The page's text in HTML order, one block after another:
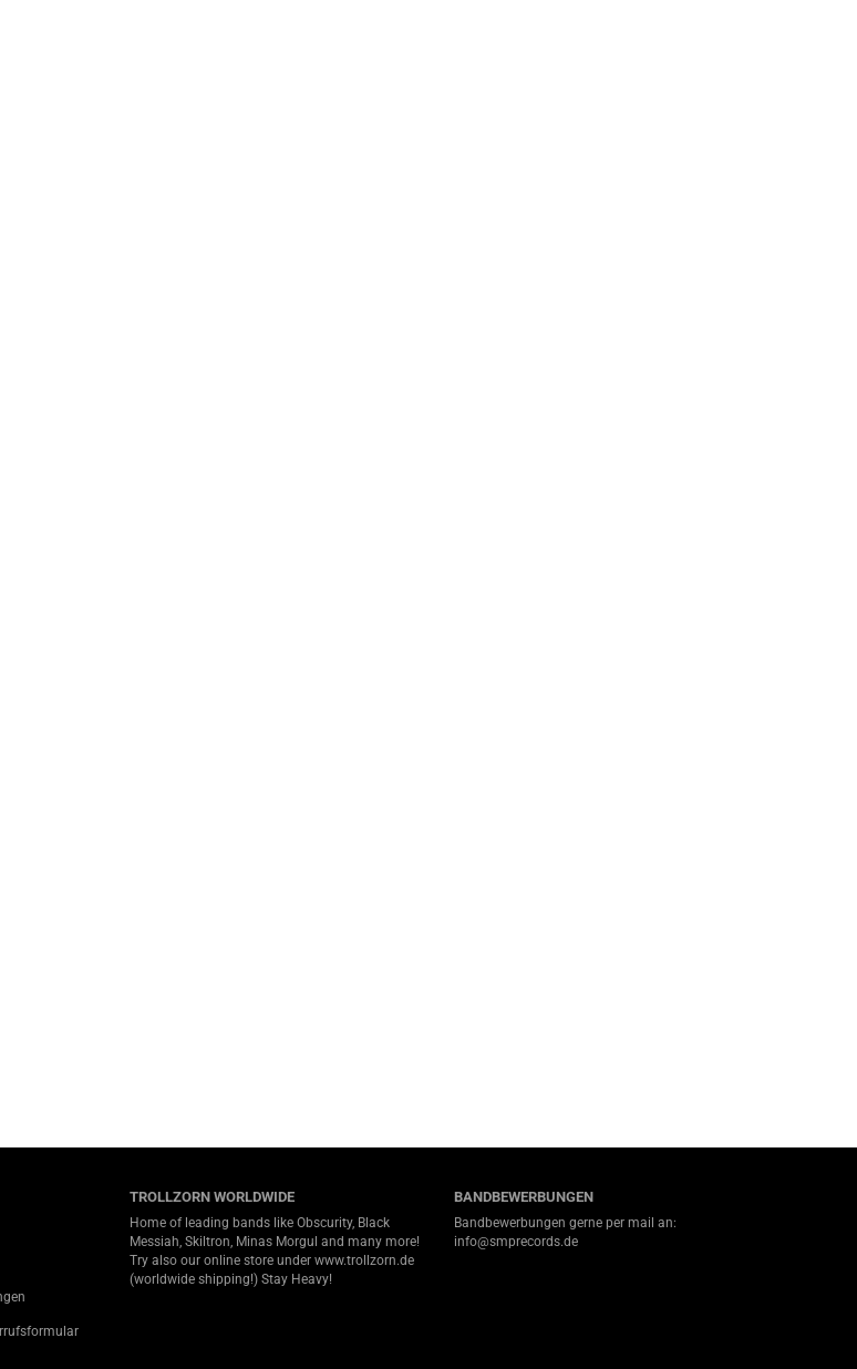
TROLLZORN WORLDWIDE
Home of leading bands like Obscurity, Black
Messiah, Skiltron, Minas Morgul and many more!
Try also our online store under www.trollzorn.de
(worldwide shipping!) Stay Heavy!
BANDBEWERBUNGEN
Bandbewerbungen gerne per mail an:
info@smprecords.de